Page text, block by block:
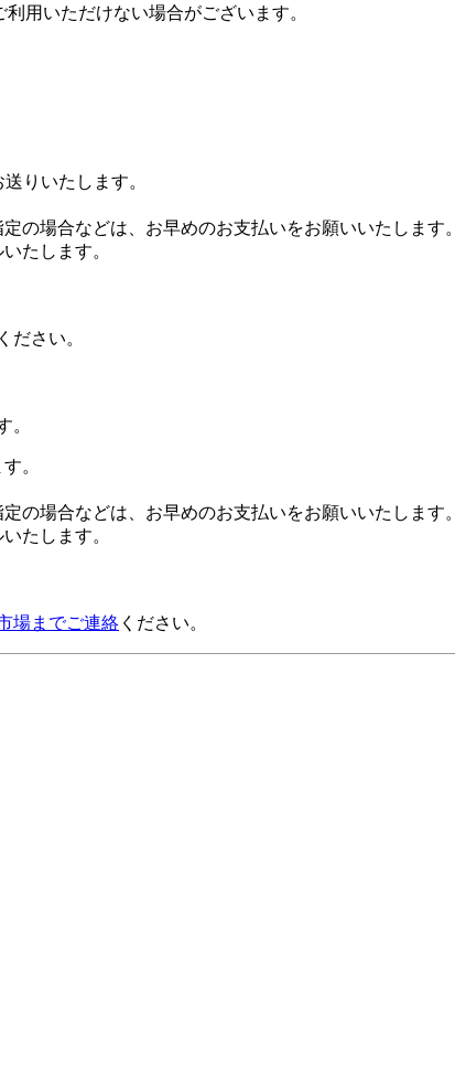
用いただけない場合がございます。
りいたします。
の場合などは、お早めのお支払いをお願いいたします。
たします。
ください。
。
。
の場合などは、お早めのお支払いをお願いいたします。
たします。
場までご連絡 ください。